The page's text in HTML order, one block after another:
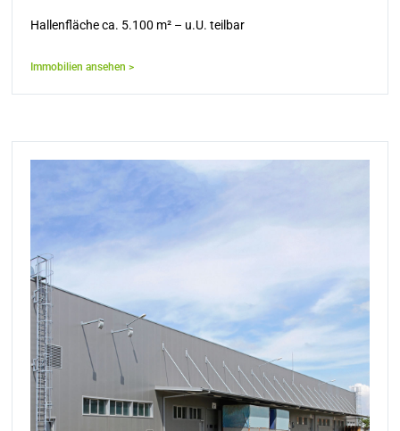
Hallenfläche ca. 5.100 m² – u.U. teilbar
Immobilien ansehen >